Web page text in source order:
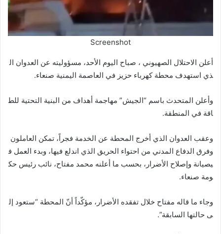
Screenshot
أعلن الاحتلال الصهيوني ، صباح اليوم الأحد، مسؤوليته عن العدوان ال
ذي استهدف محطة كهرباء حزيز في العاصمة اليمنية صنعاء.
وأعلن المتحدث باسم “الجيش” مهاجمة أهداف من البنية التحتية للط
اقة في المنطقة.
وعقب العدوان الذي أخرج المحطة عن الخدمة فجراً، تمكن العاملون
وفرق الدفاع المدني من احتواء الحريق الذي اندلع فيها، وبدء العمل ف
يصيانة وإصلاح الأضرار، بحسب ما أعلنه محمد مفتاح، نائب رئيس حك
ومة صنعاء.
وجاء ما قاله مفتاح خلال تفقده الأضرار، مؤكّداً أنّ المحطة “ستعود إل
ى حالتها السابقة”.